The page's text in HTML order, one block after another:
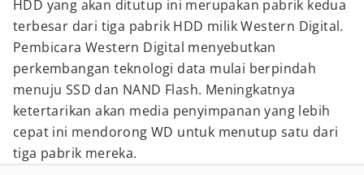
HDD yang akan ditutup ini merupakan pabrik kedua
terbesar dari tiga pabrik HDD milik Western Digital.
Pembicara Western Digital menyebutkan
perkembangan teknologi data mulai berpindah
menuju SSD dan NAND Flash. Meningkatnya
ketertarikan akan media penyimpanan yang lebih
cepat ini mendorong WD untuk menutup satu dari
tiga pabrik mereka.